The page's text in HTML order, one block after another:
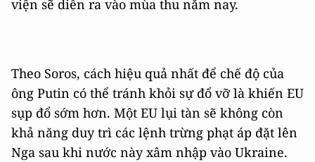
viện sẽ diễn ra vào mùa thu năm nay.
Theo Soros, cách hiệu quả nhất để chế độ của
ông Putin có thể tránh khỏi sự đổ vỡ là khiến EU
sụp đổ sớm hơn. Một EU lụi tàn sẽ không còn
khả năng duy trì các lệnh trừng phạt áp đặt lên
Nga sau khi nước này xâm nhập vào Ukraine.